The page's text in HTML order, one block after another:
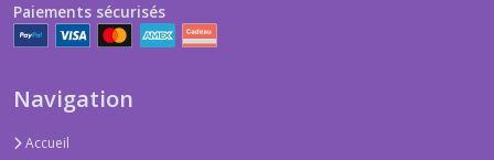
Paiements sécurisés
Navigation
Accueil